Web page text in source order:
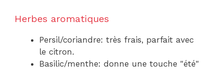
Herbes aromatiques
Persil/coriandre: très frais, parfait avec
le citron.
Basilic/menthe: donne une touche "été"